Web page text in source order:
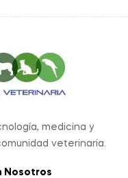
medicina y
veterinaria.
Nosotros